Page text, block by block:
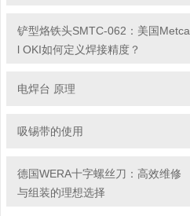
铲型烙铁头SMTC-062：美国Metca
l OKI如何定义焊接精度？
电焊台 原理
吸锡带的使用
德国WERA十字螺丝刀：高效维修
与组装的理想选择